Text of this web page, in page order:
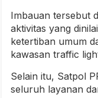
Imbauan tersebut
aktivitas yang
ketertiban umum
kawasan traffic
Selain itu, Satpol
seluruh layanan